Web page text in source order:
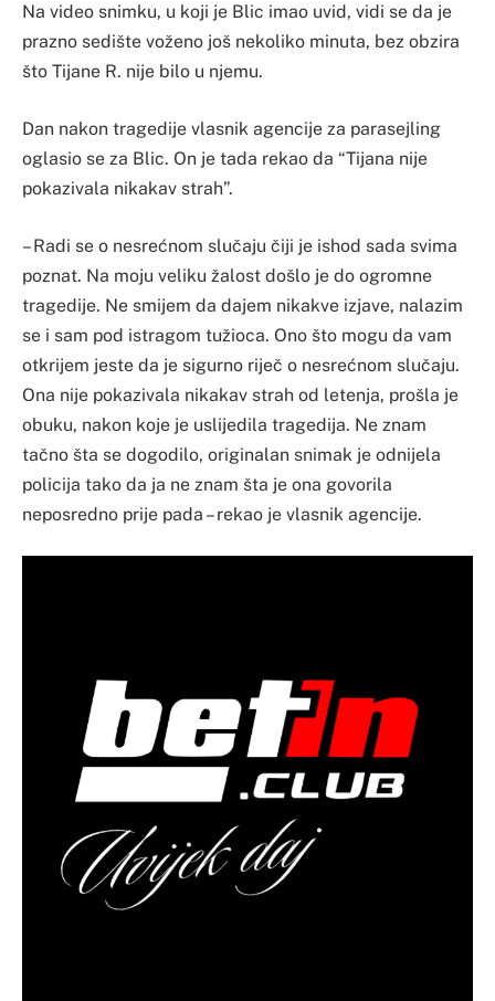
Na video snimku, u koji je Blic imao uvid, vidi se da je
prazno sedište voženo još nekoliko minuta, bez obzira
što Tijane R. nije bilo u njemu.
Dan nakon tragedije vlasnik agencije za parasejling
oglasio se za Blic. On je tada rekao da “Tijana nije
pokazivala nikakav strah”.
– Radi se o nesrećnom slučaju čiji je ishod sada svima
poznat. Na moju veliku žalost došlo je do ogromne
tragedije. Ne smijem da dajem nikakve izjave, nalazim
se i sam pod istragom tužioca. Ono što mogu da vam
otkrijem jeste da je sigurno riječ o nesrećnom slučaju.
Ona nije pokazivala nikakav strah od letenja, prošla je
obuku, nakon koje je uslijedila tragedija. Ne znam
tačno šta se dogodilo, originalan snimak je odnijela
policija tako da ja ne znam šta je ona govorila
neposredno prije pada – rekao je vlasnik agencije.